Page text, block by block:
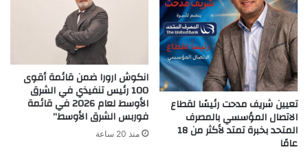
تعيين شريف مدحت رئيسًا لقطاع
الاتصال المؤسسي بالمصرف
المتحد بخبرة تمتد لأكثر من 18
عامًا
انكوش ارورا ضمن قائمة أقوى
100 رئيس تنفيذي في الشرق
الأوسط لعام 2026 في قائمة
فوربس الشرق الأوسط”
منذ 20 ساعة